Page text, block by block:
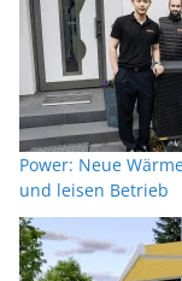
Power: Neue
und leisen Betrieb